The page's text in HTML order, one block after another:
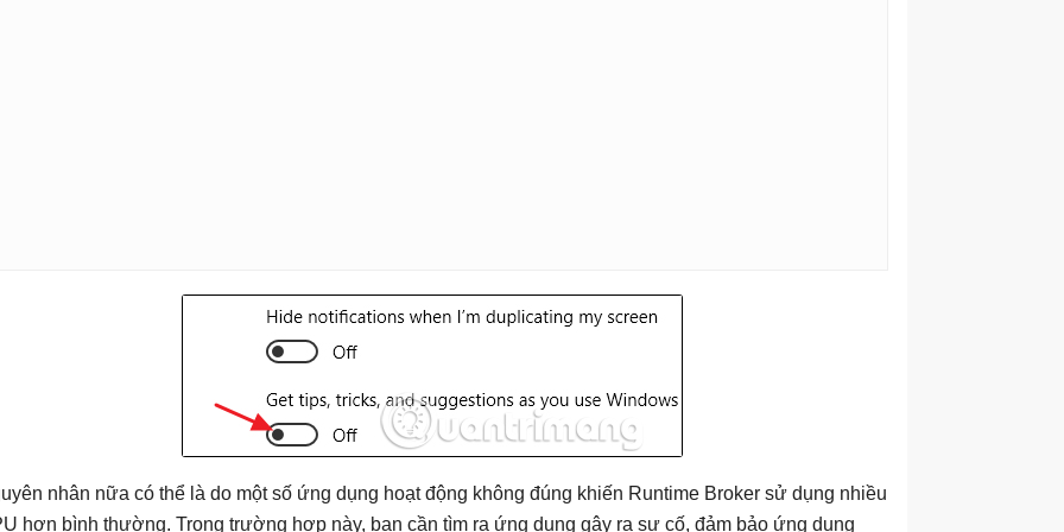
nhân nữa có thể là do một số ứng dụng hoạt động không đúng khiến Runtime Broker sử dụng nhiều
hơn bình thường. Trong trường hợp này, bạn cần tìm ra ứng dụng gây ra sự cố, đảm bảo ứng dụng